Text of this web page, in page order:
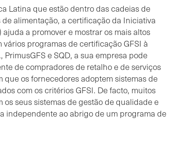
Latina que estão dentro das cadeias de
alimentação, a certificação da Iniciativa
a promover e mostrar os mais altos
programas de certificação GFSI à
PrimusGFS e SQD, a sua empresa pode
de compradores de retalho e de serviços
os fornecedores adoptem sistemas de
com os critérios GFSI. De facto, muitos
seus sistemas de gestão de qualidade e
independente ao abrigo de um programa de